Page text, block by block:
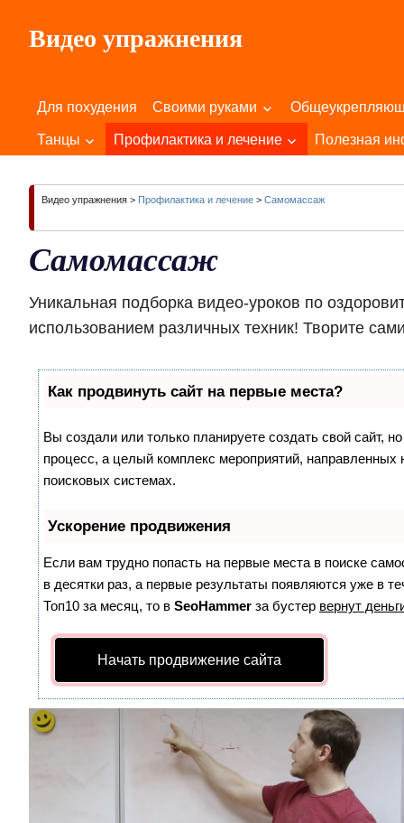
содержимому
Видео упражнения
Вашего
Для похудения Своими руками
Танцы Профилактика и лечение Полезная
Видео упражнения > Профилактика и лечение > Самомассаж
Самомассаж
Уникальная подборка видео-уроков по
использованием различных техник! Творите
Как продвинуть сайт на первые места?
Вы создали или только планируете создать свой сайт,
процесс, а целый комплекс мероприятий,
поисковых системах.
Ускорение продвижения
Если вам трудно попасть на первые места в поиске
в десятки раз, а первые результаты появляются уже в
Топ10 за месяц, то в SeoHammer за бустер вернут
Начать продвижение сайта